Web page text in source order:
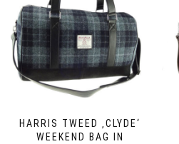
HARRIS TWEED ‚CLYDE‘
WEEKEND BAG IN